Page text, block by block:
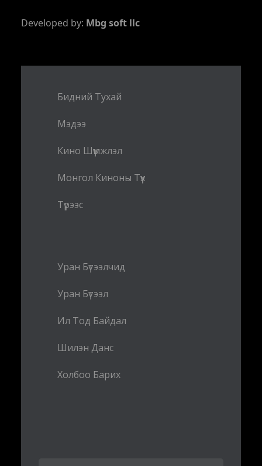
Developed by: Mbg soft llc
Бидний Тухай
Мэдээ
Кино Шүүмжлэл
Монгол Киноны Түүх
Түрээс
Уран Бүтээлчид
Уран Бүтээл
Ил Тод Байдал
Шилэн Данс
Холбоо Барих